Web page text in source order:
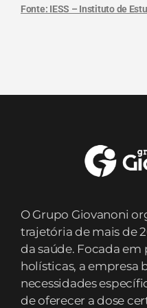
Fonte: IESS – Instituto de
O Grupo Giovanoni
trajetória de mais de
da saúde. Focada em
holísticas, a empresa
necessidades
de oferecer a dose